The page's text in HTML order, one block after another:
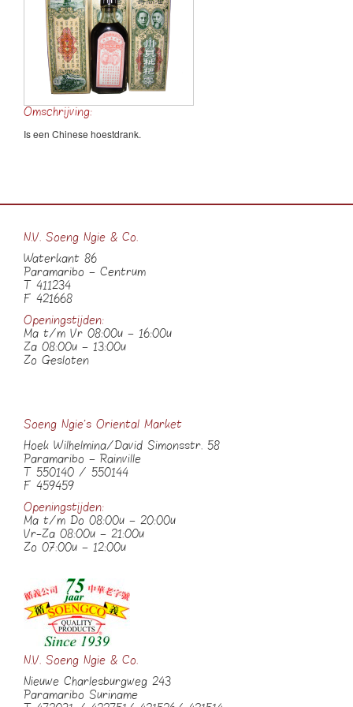
Omschrijving:
Is een Chinese hoestdrank.
N.V. Soeng Ngie & Co.
Waterkant 86
Paramaribo – Centrum
T 411234
F 421668
Openingstijden:
Ma t/m Vr 08:00u – 16:00u
Za 08:00u – 13:00u
Zo Gesloten
Soeng Ngie’s Oriental Market
Hoek Wilhelmina/David Simonsstr. 58
Paramaribo – Rainville
T 550140 / 550144
F 459459
Openingstijden:
Ma t/m Do 08:00u – 20:00u
Vr-Za 08:00u – 21:00u
Zo 07:00u – 12:00u
N.V. Soeng Ngie & Co.
Nieuwe Charlesburgweg 243
Paramaribo Suriname